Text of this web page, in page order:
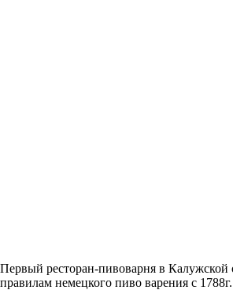
Первый ресторан-пивоварня в Калужской
правилам немецкого пиво варения с 1788г.